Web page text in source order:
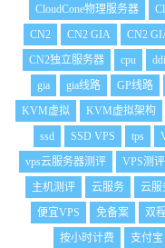
CloudCone物理服务器
CN2
CN2 GIA CN2
CN2独立服务器
cpu ddi
gia
gia线路 GP线路
KVM虚拟
KVM虚拟架构
ssd
SSD VPS tps
vps云服务器测评
VPS测评
主机测评
云服务 云服
便宜VPS
免备案 双
按小时计费
支付宝